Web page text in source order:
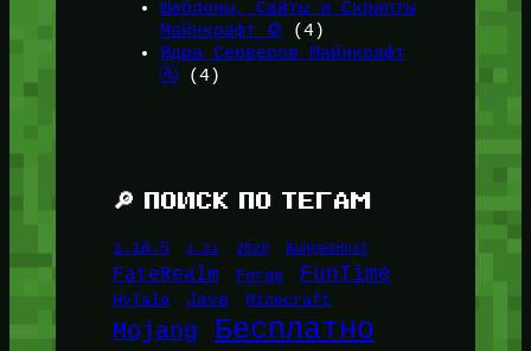
Шаблоны, Сайты и Скрипты
Майнкрафт ⚙️ (4)
Ядра Серверов Майнкрафт
🚰(4)
🔎 ПОИСК ПО ТЕГАМ
1.16.5 1.21 2026 BungeeHost
FateRealm Forge FunTime
HyTale Java Minecraft
Mojang Бесплатно